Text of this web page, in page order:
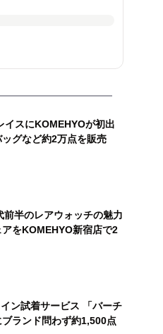
イスにKOMEHYOが初出
グなど約2万点を販売
半のレアウォッチの魅力
をKOMEHYO新宿店で2
ン試着サービス 「バーチ
ランド問わず約1,500点